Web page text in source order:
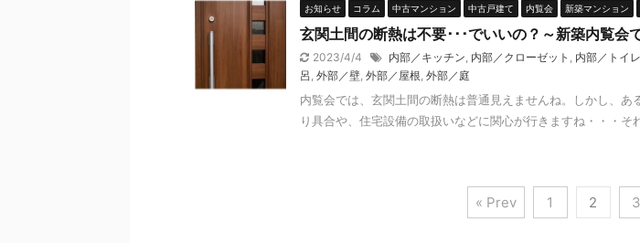
お知らせ コラム 中古マンション 中古戸建て 内覧会 新築マンション
玄関土間の断熱は不要･･･でいいの？～新築内覧会
2023/4/4 内部／キッチン, 内部／クローゼット , 内部／トイレ
呂, 外部／壁, 外部／屋根, 外部／庭
内覧会では、玄関土間の断熱は普通見えませんね。しかし、
り具合や、住宅設備の取扱いなどに関心が行きますね・・・そ
« Prev 1 2 3